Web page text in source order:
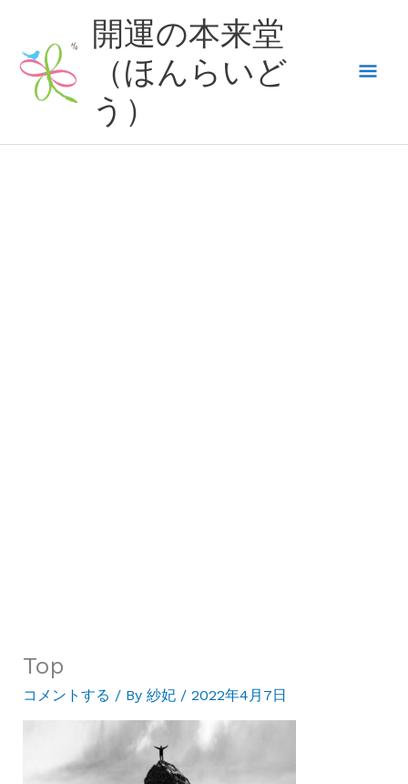
ッ
開運の本来堂
（ほんらいど
う）
メ
Top
コメントする / By 紗妃 / 2022年4月7日